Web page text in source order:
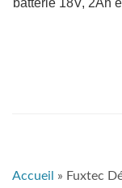
batterie 18V, 2Ah
Accueil » Fuxtec